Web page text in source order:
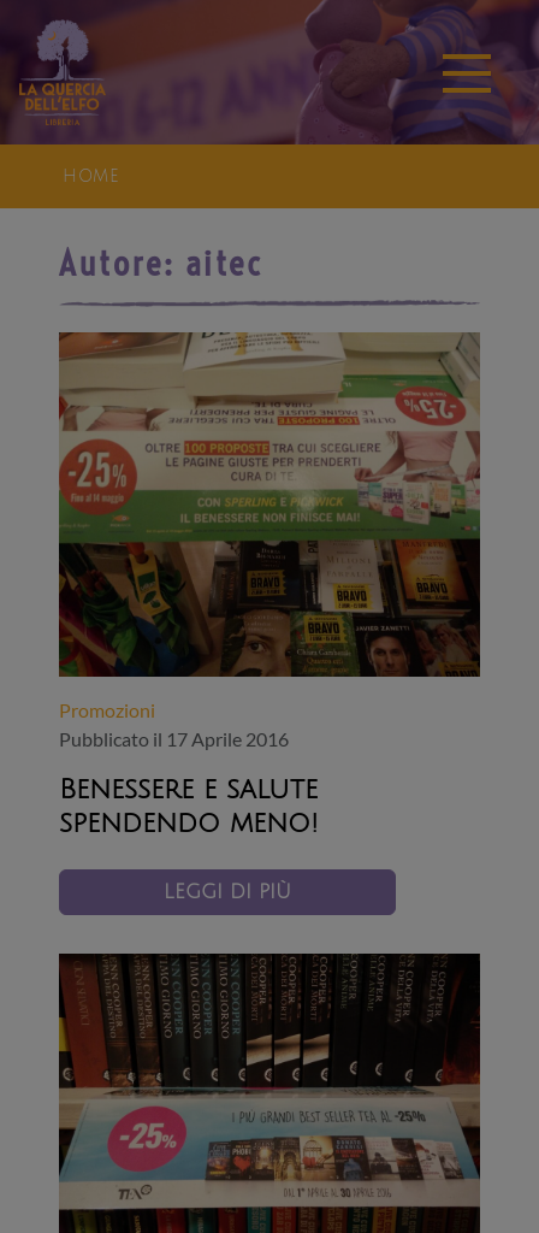
HOME
Autore:aitec
Promozioni
Pubblicato il 17 Aprile 2016
Benessere e salute
spendendo meno!
LEGGI DI PIÙ